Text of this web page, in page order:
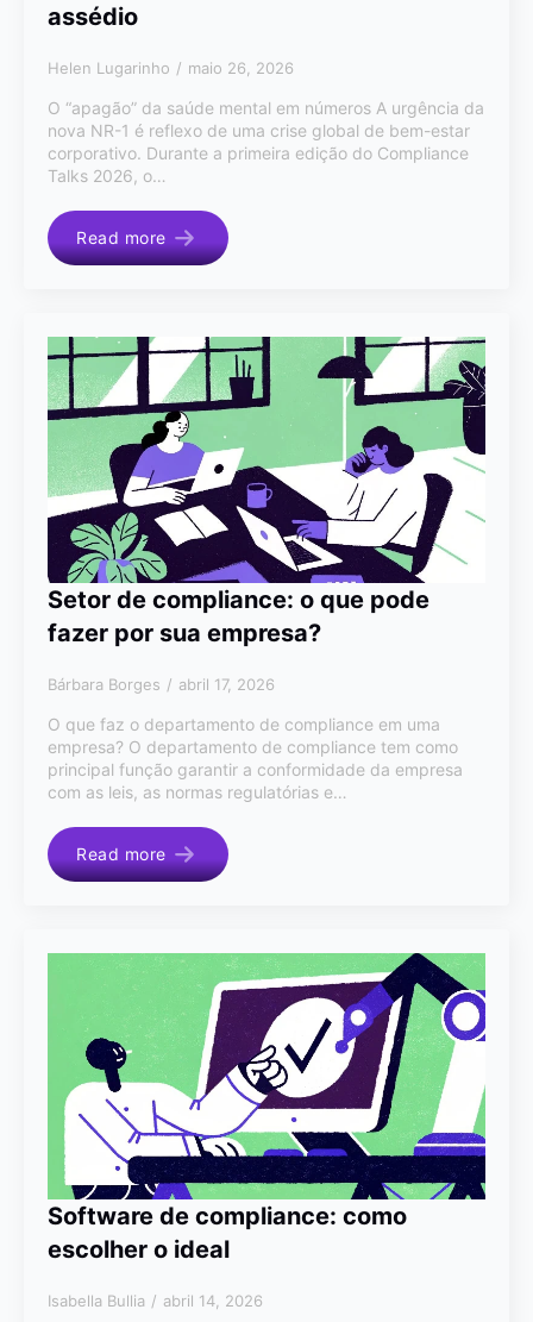
assédio
Helen Lugarinho maio 26, 2026
O “apagão” da saúde mental em números A urgência da
nova NR-1 é reflexo de uma crise global de bem-estar
corporativo. Durante a primeira edição do Compliance
Talks 2026, o…
Read more
Setor de compliance: o que pode
fazer por sua empresa?
Bárbara Borges abril 17, 2026
O que faz o departamento de compliance em uma
empresa? O departamento de compliance tem como
principal função garantir a conformidade da empresa
com as leis, as normas regulatórias e…
Read more
Software de compliance: como
escolher o ideal
Isabella Bullia abril 14, 2026